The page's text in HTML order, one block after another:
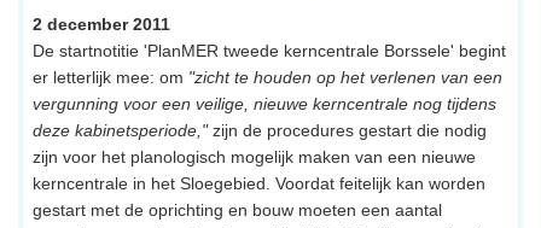
2 december 2011
De startnotitie 'PlanMER tweede kerncentrale Borssele' begint
er letterlijk mee: om "zicht te houden op het verlenen van een
vergunning voor een veilige, nieuwe kerncentrale nog tijdens
deze kabinetsperiode,"zijn de procedures gestart die nodig
zijn voor het planologisch mogelijk maken van een nieuwe
kerncentrale in het Sloegebied. Voordat feitelijk kan worden
gestart met de oprichting en bouw moeten een aantal